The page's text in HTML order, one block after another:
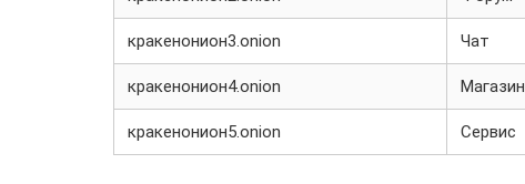
кракенонион3.onion Чат
кракенонион4.onion Магазин
кракенонион5.onion Сервис